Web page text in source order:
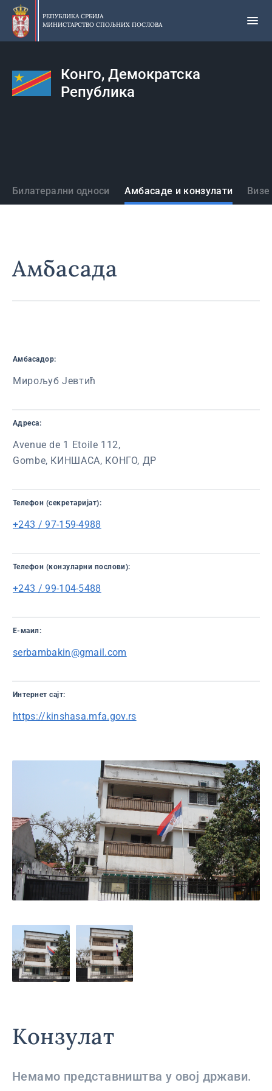
Прескочи
главни
део
РЕПУБЛИКА СРБИЈА
МИНИСТАРСТВО СПОЉНИХ ПОСЛОВА
Конго, Демократска
Република
Државе
Билатерални односи Амбасаде и конзулати
Амбасада
Амбасадор:
Мирољуб Јевтић
Адреса:
Avenue de 1 Etoile 112,
Gombe, КИНШАСА, КОНГО, ДР
Телефон (секретаријат):
+243 / 97-159-4988
Телефон (конзуларни послови):
+243 / 99-104-5488
Е-маил:
serbambakin@gmail.com
Интернет сајт:
https://kinshasa.mfa.gov.rs
Конзулат
Немамо представништва у овој држави.